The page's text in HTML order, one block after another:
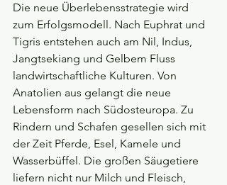
Die neue Überlebensstrategie wird
zum Erfolgsmodell. Nach Euphrat und
Tigris entstehen auch am Nil, Indus,
Jangtsekiang und Gelbem Fluss
landwirtschaftliche Kulturen. Von
Anatolien aus gelangt die neue
Lebensform nach Südosteuropa. Zu
Rindern und Schafen gesellen sich mit
der Zeit Pferde, Esel, Kamele und
Wasserbüffel. Die großen Säugetiere
liefern nicht nur Milch und Fleisch,